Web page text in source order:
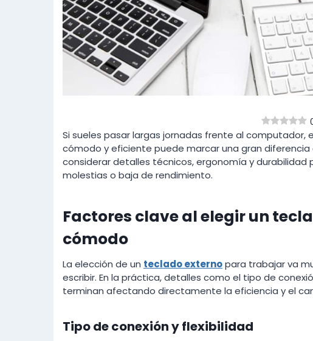
Si sueles pasar largas jornadas frente al computador,
cómodo y eficiente puede marcar una gran
considerar detalles técnicos, ergonomía y durabilidad
molestias o baja de rendimiento.
Factores clave al elegir un
cómodo
La elección de un teclado externopara trabajar va
escribir. En la práctica, detalles como el tipo de
terminan afectando directamente la eficiencia y el
Tipo de conexión y flexibilidad